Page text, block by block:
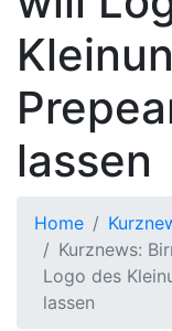
lassen
Home
Kurznews:
Logo des
lassen